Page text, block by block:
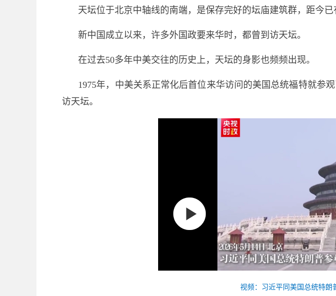
天坛位于北京中轴线的南端，是保存完好的坛庙建筑群，距今已
新中国成立以来，许多外国政要来华时，都曾到访天坛。
在过去50多年中美交往的历史上，天坛的身影也频频出现。
1975年，中美关系正常化后首位来华访问的美国总统福特就参
访天坛。
视频：习近平同美国总统特朗